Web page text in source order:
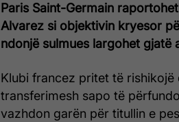
Paris Saint-Germain
Alvarez si objektivin kryesor
ndonjë sulmues largohet gjatë
Klubi francez pritet të
transferimesh sapo të
vazhdon garën për titullin e